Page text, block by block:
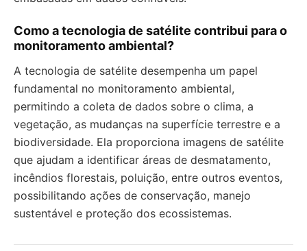
Como a tecnologia de satélite contribui para o
monitoramento ambiental?
A tecnologia de satélite desempenha um papel
fundamental no monitoramento ambiental,
permitindo a coleta de dados sobre o clima, a
vegetação, as mudanças na superfície terrestre e a
biodiversidade. Ela proporciona imagens de satélite
que ajudam a identificar áreas de desmatamento,
incêndios florestais, poluição, entre outros eventos,
possibilitando ações de conservação, manejo
sustentável e proteção dos ecossistemas.